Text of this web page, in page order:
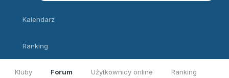
Kluby Forum Użytkownicy online Ranking
Kalendarz
Ranking